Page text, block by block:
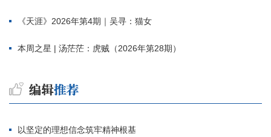
《天涯》2026年第4期｜吴寻：猫女
本周之星 | 汤茫茫：虎贼（2026年第28期）
以坚定的理想信念筑牢精神根基